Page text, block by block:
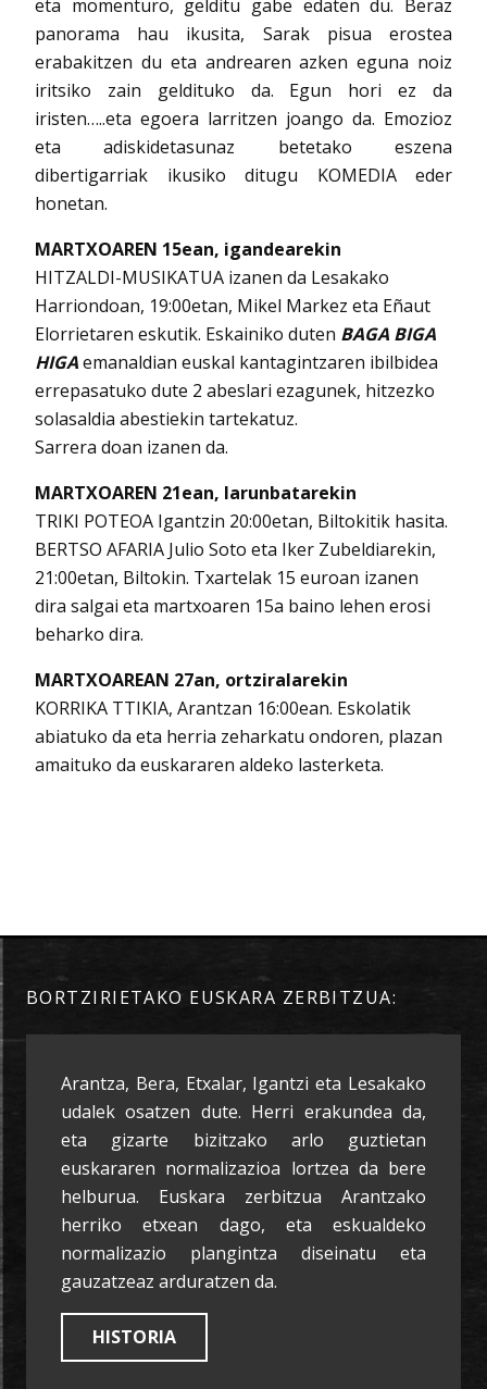
eta momenturo, gelditu gabe edaten du. Beraz
panorama hau ikusita, Sarak pisua erostea
erabakitzen du eta andrearen azken eguna noiz
iritsiko zain geldituko da. Egun hori ez da
iristen…..eta egoera larritzen joango da. Emozioz
eta adiskidetasunaz betetako eszena
dibertigarriak ikusiko ditugu KOMEDIA eder
honetan.
MARTXOAREN 15ean, igandearekin
HITZALDI-MUSIKATUA izanen da Lesakako
Harriondoan, 19:00etan, Mikel Markez eta Eñaut
Elorrietaren eskutik. Eskainiko duten BAGA BIGA
HIGAemanaldian euskal kantagintzaren ibilbidea
errepasatuko dute 2 abeslari ezagunek, hitzezko
solasaldia abestiekin tartekatuz.
Sarrera doan izanen da.
MARTXOAREN 21ean, larunbatarekin
TRIKI POTEOA Igantzin 20:00etan, Biltokitik hasita.
BERTSO AFARIA Julio Soto eta Iker Zubeldiarekin,
21:00etan, Biltokin. Txartelak 15 euroan izanen
dira salgai eta martxoaren 15a baino lehen erosi
beharko dira.
MARTXOAREAN 27an, ortziralarekin
KORRIKA TTIKIA, Arantzan 16:00ean. Eskolatik
abiatuko da eta herria zeharkatu ondoren, plazan
amaituko da euskararen aldeko lasterketa.
BORTZIRIETAKO EUSKARA ZERBITZUA:
Arantza, Bera, Etxalar, Igantzi eta Lesakako
udalek osatzen dute. Herri erakundea da,
eta gizarte bizitzako arlo guztietan
euskararen normalizazioa lortzea da bere
helburua. Euskara zerbitzua Arantzako
herriko etxean dago, eta eskualdeko
normalizazio plangintza diseinatu eta
gauzatzeaz arduratzen da.
HISTORIA